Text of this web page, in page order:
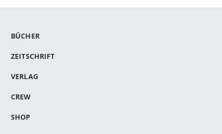
BÜCHER
ZEITSCHRIFT
VERLAG
CREW
SHOP